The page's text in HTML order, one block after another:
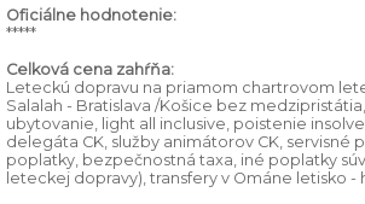
Oficiálne hodnotenie:
*****
Celková cena zahŕňa:
Leteckú dopravu na priamom chartrovom
Salalah - Bratislava /Košice bez medzipristátia,
ubytovanie, light all inclusive, poistenie
delegáta CK, služby animátorov CK, servisné
poplatky, bezpečnostná taxa, iné poplatky
leteckej dopravy), transfery v Ománe letisko -